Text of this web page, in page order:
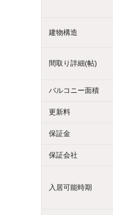
建物構造
間取り詳細(帖)
バルコニー面積
更新料
保証金
保証会社
入居可能時期